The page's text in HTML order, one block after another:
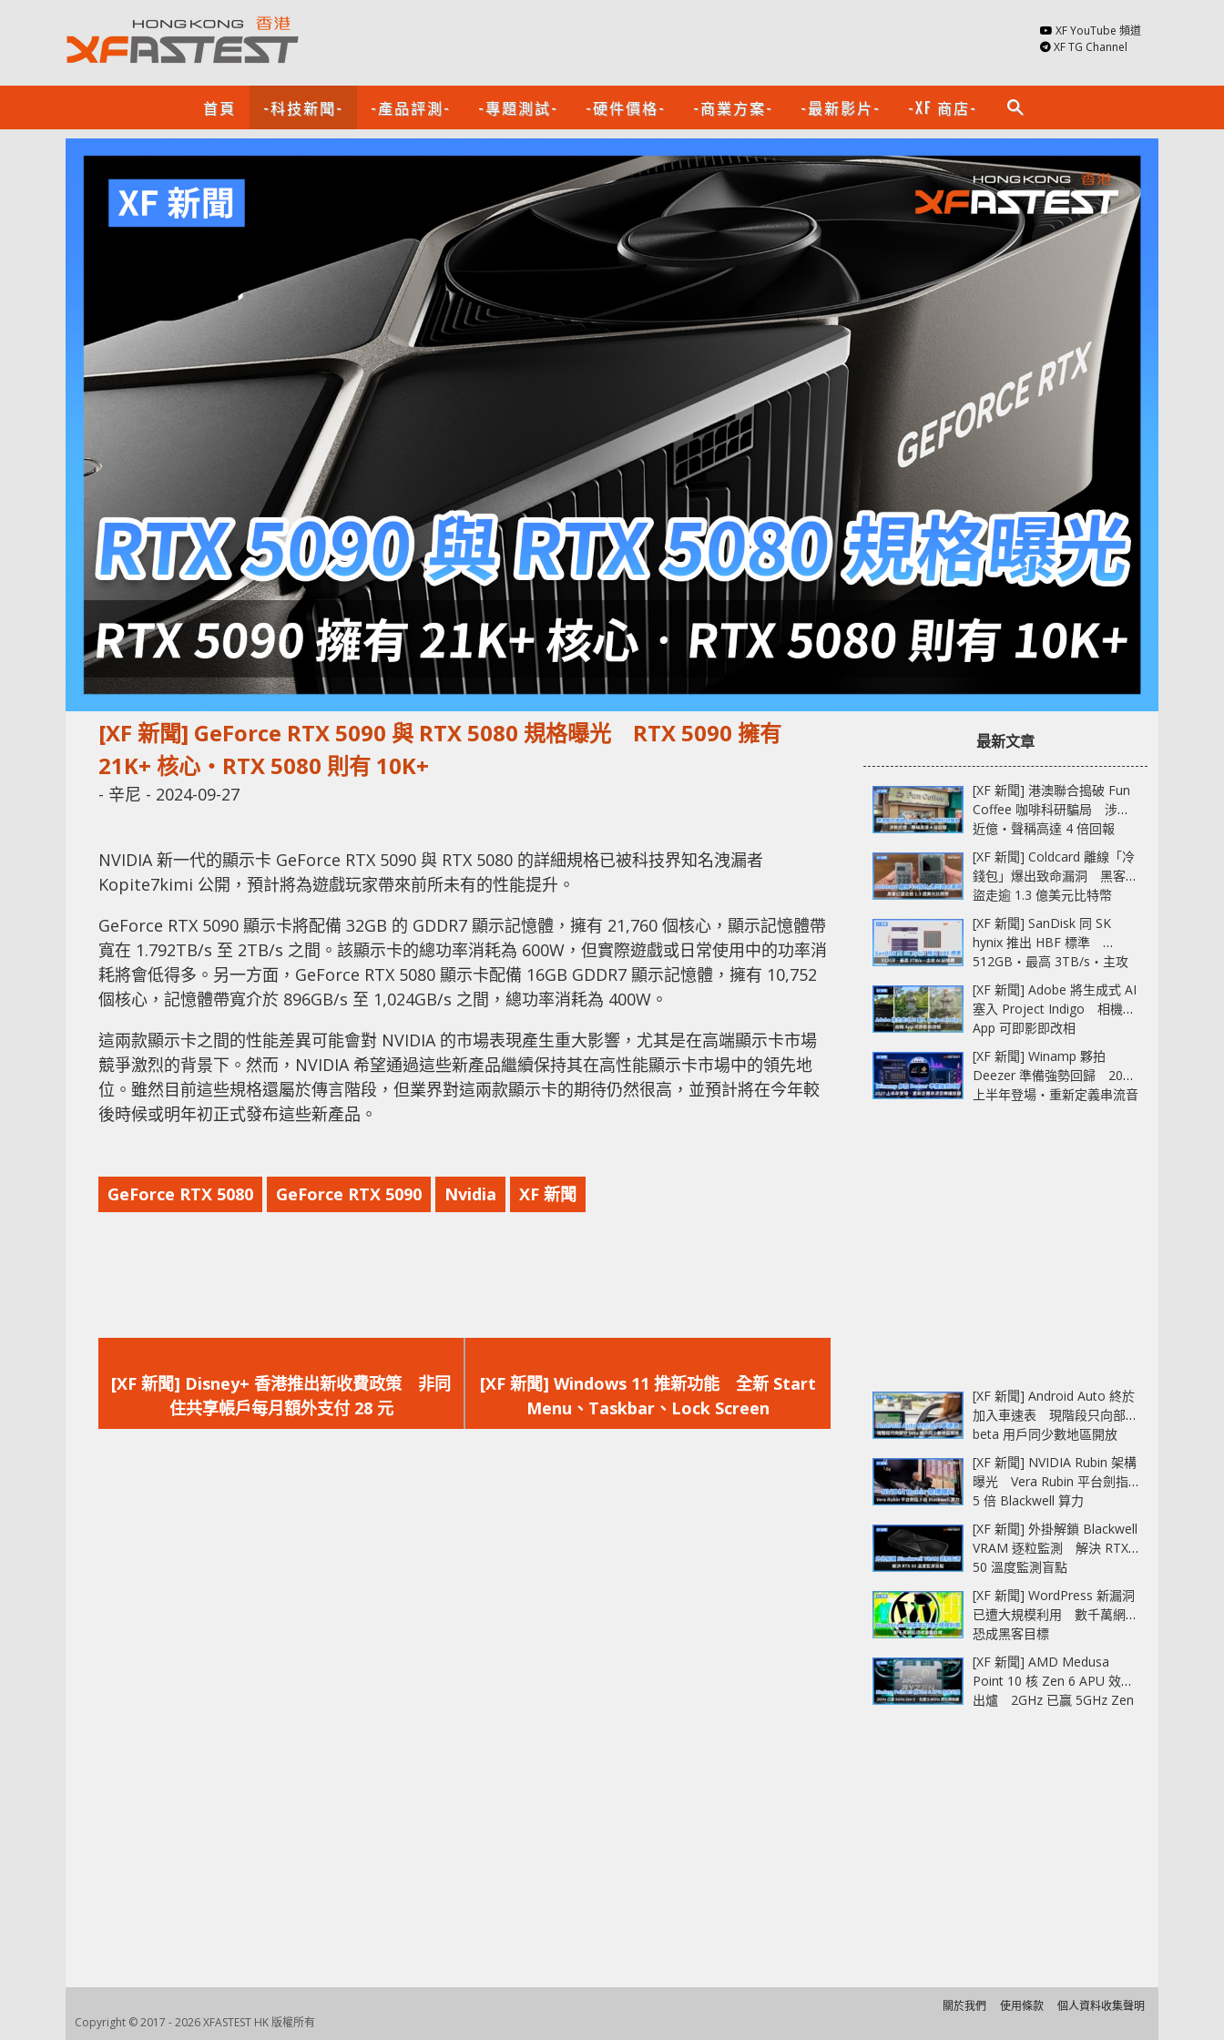
XF YouTube 頻道
XF TG Channel
首頁 -科技新聞- -產品評測- -專題測試- -硬件價格- -商業方案- -最新影片- -XF 商店- search
[XF 新聞] GeForce RTX 5090 與 RTX 5080 規格曝光 RTX 5090 擁有
21K+ 核心‧RTX 5080 則有 10K+
- 辛尼 - 2024-09-27
NVIDIA 新一代的顯示卡 GeForce RTX 5090 與 RTX 5080 的詳細規格已被科技界知名洩漏者
Kopite7kimi 公開，預計將為遊戲玩家帶來前所未有的性能提升。
GeForce RTX 5090 顯示卡將配備 32GB 的 GDDR7 顯示記憶體，擁有 21,760 個核心，顯示記憶體帶
寬在 1.792TB/s 至 2TB/s 之間。該顯示卡的總功率消耗為 600W，但實際遊戲或日常使用中的功率消
耗將會低得多。另一方面，GeForce RTX 5080 顯示卡配備 16GB GDDR7 顯示記憶體，擁有 10,752
個核心，記憶體帶寬介於 896GB/s 至 1,024GB/s 之間，總功率消耗為 400W。
這兩款顯示卡之間的性能差異可能會對 NVIDIA 的市場表現產生重大影響，尤其是在高端顯示卡市場
競爭激烈的背景下。然而，NVIDIA 希望通過這些新產品繼續保持其在高性能顯示卡市場中的領先地
位。雖然目前這些規格還屬於傳言階段，但業界對這兩款顯示卡的期待仍然很高，並預計將在今年較
後時候或明年初正式發布這些新產品。
GeForce RTX 5080 GeForce RTX 5090 Nvidia XF 新聞
一
篇
文
[XF 新聞] Disney+ 香港推出新收費政策 非同
住共享帳戶每月額外支付 28 元
一
篇
文
[XF 新聞] Windows 11 推新功能 全新 Start
Menu、Taskbar、Lock Screen
最新文章
[XF 新聞] 港澳聯合搗破 Fun
Coffee 咖啡科研騙局 涉款
近億‧聲稱高達 4 倍回報
[XF 新聞] Coldcard 離線「冷
錢包」爆出致命漏洞 黑客已
盜走逾 1.3 億美元比特幣
[XF 新聞] SanDisk 同 SK
hynix 推出 HBF 標準
512GB‧最高 3TB/s‧主攻
AI 記憶體
[XF 新聞] Adobe 將生成式 AI
塞入 Project Indigo 相機
App 可即影即改相
[XF 新聞] Winamp 夥拍
Deezer 準備強勢回歸 2027
上半年登場‧重新定義串流音
[XF 新聞] Android Auto 終於
加入車速表 現階段只向部分
beta 用戶同少數地區開放
[XF 新聞] NVIDIA Rubin 架構
曝光 Vera Rubin 平台劍指
5 倍 Blackwell 算力
[XF 新聞] 外掛解鎖 Blackwell
VRAM 逐粒監測 解決 RTX
50 溫度監測盲點
[XF 新聞] WordPress 新漏洞
已遭大規模利用 數千萬網站
恐成黑客目標
[XF 新聞] AMD Medusa
Point 10 核 Zen 6 APU 效能
出爐 2GHz 已贏 5GHz Zen
Copyright © 2017 - 2026 XFASTEST HK 版權所有
關於我們 使用條款 個人資料收集聲明